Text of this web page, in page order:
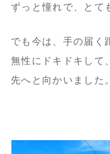
ずっと憧れで、とて
でも今は、手の届く
無性にドキドキして
先へと向かいました。